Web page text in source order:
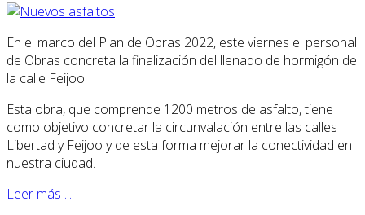
En el marco del Plan de Obras 2022, este viernes el personal
de Obras concreta la finalización del llenado de hormigón de
la calle Feijoo.
Esta obra, que comprende 1200 metros de asfalto, tiene
como objetivo concretar la circunvalación entre las calles
Libertad y Feijoo y de esta forma mejorar la conectividad en
nuestra ciudad.
Leer más ...